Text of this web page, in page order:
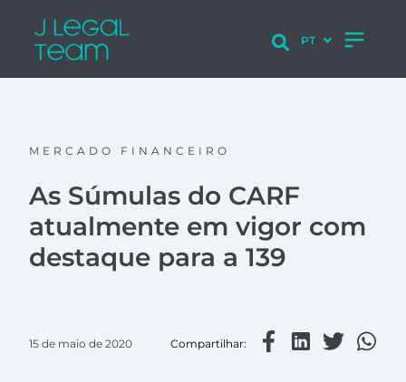
MERCADO FINANCEIRO
As Súmulas do CARF
atualmente em vigor com
destaque para a 139
15 de maio de 2020 Compartilhar: